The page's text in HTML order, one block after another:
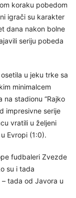
koraku pobedom
igrači su karakter
dana nakon bolne
seriju pobeda
u jeku trke sa
minimalcem
na stadionu “Rajko
impresivne serije
vratili u željeni
Evropi (1:0).
fudbaleri Zvezde
su i tada
tada od Javora u